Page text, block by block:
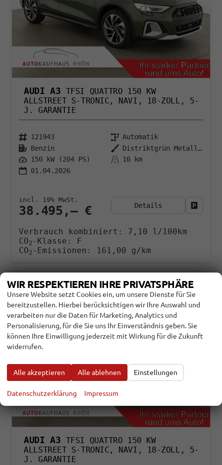
AUDI A3 TFSI QUATTRO 150 KW
ALLSTREET S-TRONIC, NAVI, 18-ZOLL, 5-
J. GARANTIE
121943
Automatik
Benzin
Distriktgrün Metallic
150 kW (204 PS)
10 km
01.04.2026
38.495,– €
incl. 19% MwSt.
Details
Verbrauch kombiniert: 7,10 l/100km
CO2 -Klasse:
F
CO2 -Emissionen: 161,00 g/km
AUDI A3 TFSI QUATTRO 150 KW
ALLSTREET S-TRONIC, NAVI, 18-ZOLL, 5-
J. GARANTIE
WIR RESPEKTIEREN IHRE PRIVATSPHÄRE
Unsere Website setzt Cookies ein, um unsere Dienste für Sie
bereitzustellen. Hierbei berücksichtigen wir Ihre Auswahl und
verarbeiten nur die Daten für Marketing, Analytics und
Personalisierung, für die Sie uns Ihr Einverständnis geben. Sie
können Ihre Einwilligung jederzeit mit Wirkung für die Zukunft
widerrufen.
Alle akzeptieren Alle ablehnen Einstellungen
Datenschutzerklärung Impressum